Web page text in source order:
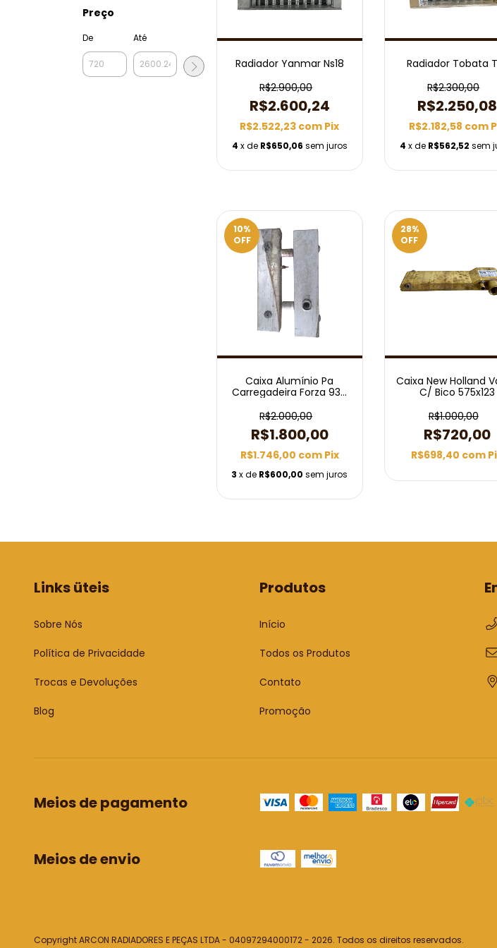
Preço
De Até
Radiador Yanmar Ns18
R$2.900,00
R$2.600,24
R$2.522,23 com Pix
4 x de R$650,06 sem juros
Radiador Tobata
R$2.300,00
R$2.250,08
R$2.182,58 com
4 x de R$562,52 sem
10%
OFF
Caixa Alumínio Pa
Carregadeira Forza 936
R$2.000,00
R$1.800,00
R$1.746,00 com Pix
3 x de R$600,00 sem juros
28%
OFF
Caixa New Holland
C/ Bico 575x123
R$1.000,00
R$720,00
R$698,40 com
Links üteis
Sobre Nós
Política de Privacidade
Trocas e Devoluções
Blog
Produtos
Início
Todos os Produtos
Contato
Promoção
Meios de pagamento
Meios de envio
Copyright ARCON RADIADORES E PEÇAS LTDA - 04097294000172 - 2026. Todos os direitos reservados.